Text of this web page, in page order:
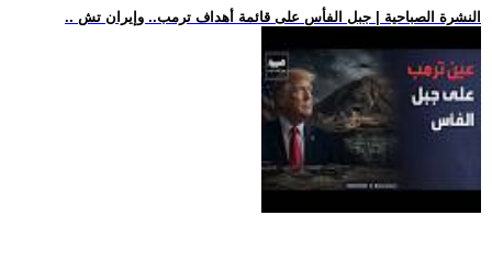
.. النشرة الصباحية | جبل الفأس على قائمة أهداف ترمب.. وإيران تش